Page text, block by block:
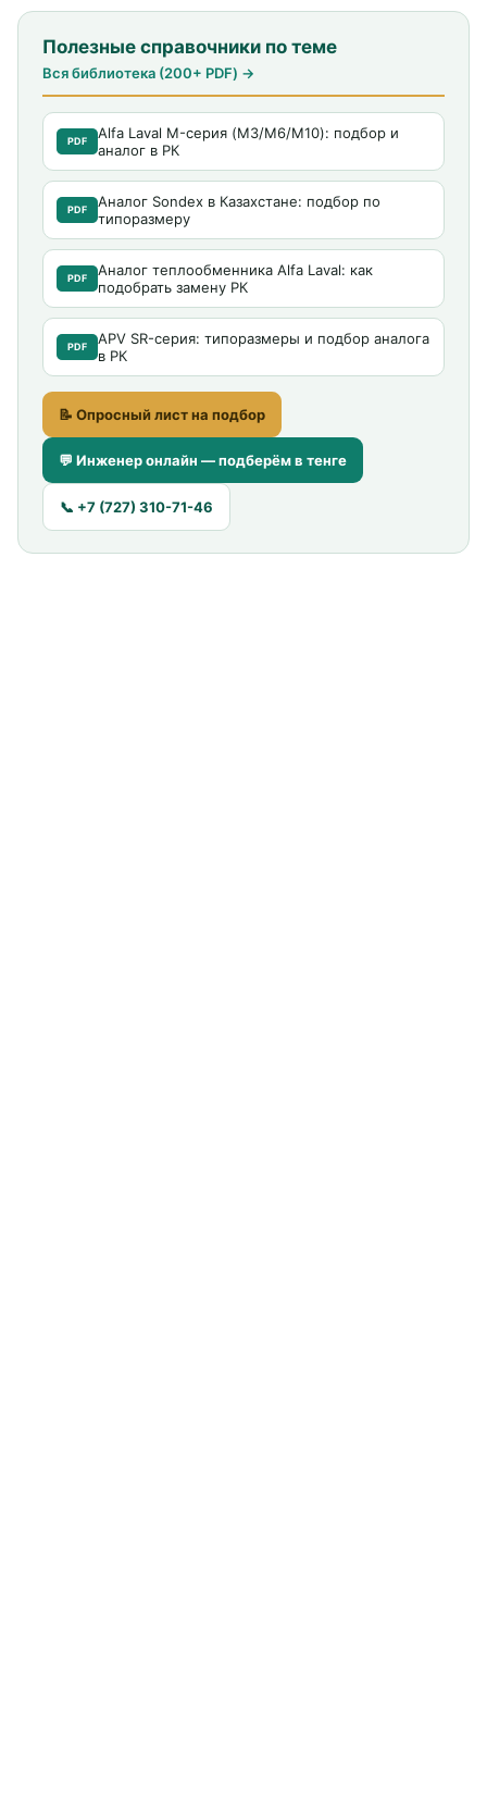
Полезные справочники по теме
Вся библиотека (200+ PDF) →
PDF
Alfa Laval M-серия (M3/M6/M10): подбор и
аналог в РК
PDF
Аналог Sondex в Казахстане: подбор по
типоразмеру
PDF
Аналог теплообменника Alfa Laval: как
подобрать замену РК
PDF
APV SR-серия: типоразмеры и подбор аналога
в РК
📝 Опросный лист на подбор
💬 Инженер онлайн — подберём в тенге
📞 +7 (727) 310-71-46